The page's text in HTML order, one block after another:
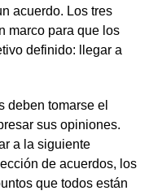
acuerdo. Los tres
marco para que los
definido: llegar a
deben tomarse el
sus opiniones.
a la siguiente
de acuerdos, los
que todos están